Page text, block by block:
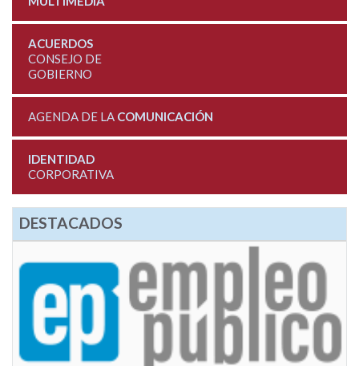
ACUERDOS
CONSEJO DE
GOBIERNO
AGENDA DE LA COMUNICACIÓN
IDENTIDAD
CORPORATIVA
DESTACADOS